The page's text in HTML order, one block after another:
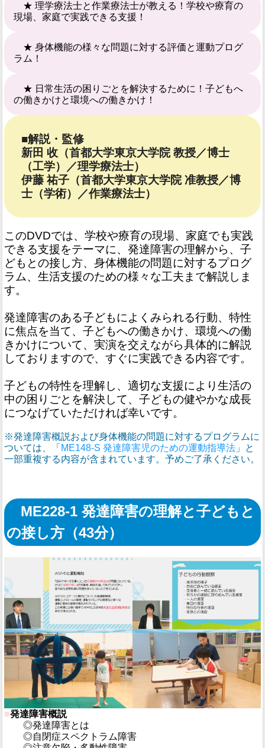
★ 理学療法士と作業療法士が教える！学校や療育の
現場、家庭で実践できる支援！
★ 身体機能の様々な問題に対する評価と運動プログ
ラム！
★ 日常生活の困りごとを解決するために！子どもへ
の働きかけと環境への働きかけ！
■解説・監修
新田 收（首都大学東京大学院 教授／博士
（工学）／理学療法士）
伊藤 祐子（首都大学東京大学院 准教授／博
士（学術）／作業療法士）
このDVDでは、学校や療育の現場、家庭でも実践
できる支援をテーマに、発達障害の理解から、子
どもとの接し方、身体機能の問題に対するプログ
ラム、生活支援のための様々な工夫まで解説しま
す。
発達障害のある子どもによくみられる行動、特性
に焦点を当て、子どもへの働きかけ、環境への働
きかけについて、実演を交えながら具体的に解説
しておりますので、すぐに実践できる内容です。
子どもの特性を理解し、適切な支援により生活の
中の困りごとを解決して、子どもの健やかな成長
につなげていただければ幸いです。
※発達障害概説および身体機能の問題に対するプログラムに
ついては、「 ME148-S 発達障害児のための運動指導法 」と
一部重複する内容が含まれています。予めご了承ください。
ME228-1 発達障害の理解と子どもと
の接し方（43分）
■発達障害概説
◎発達障害とは
◎自閉症スペクトラム障害